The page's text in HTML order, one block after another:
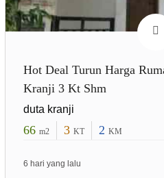
Hot Deal Turun Harga
Kranji 3 Kt Shm
duta kranji
66 m2 3 KT 2 KM
6 hari yang lalu